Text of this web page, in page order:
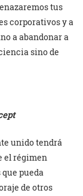
tus
corporativos y a
a abandonar a
sino de
unido tendrá
el régimen
pueda
de otros